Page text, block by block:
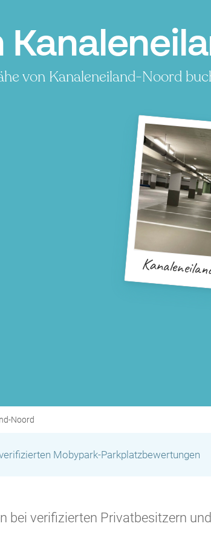
von Kanaleneiland-Noord
Noord
Mobypark-Parkplatzbewertungen
bei verifizierten Privatbesitzern